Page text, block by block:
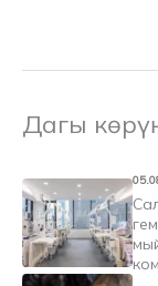
Дагы